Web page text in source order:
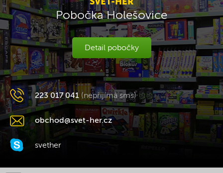
Pobočka Holešovice
Detail pobočky
223 017 041 (nepřijímá sms)
obchod@svet-her.cz
svether